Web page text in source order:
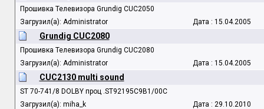
Прошивка Телевизора Grundig CUC2050
Загрузил(а): Administrator
Дата : 15.04.2005
Grundig CUC2080
Прошивка Телевизора Grundig CUC2080
Загрузил(а): Administrator
Дата : 15.04.2005
CUC2130 multi sound
ST 70-741/8 DOLBY проц .ST92195C9B1/00C
Загрузил(а): miha_k
Дата : 29.10.2010